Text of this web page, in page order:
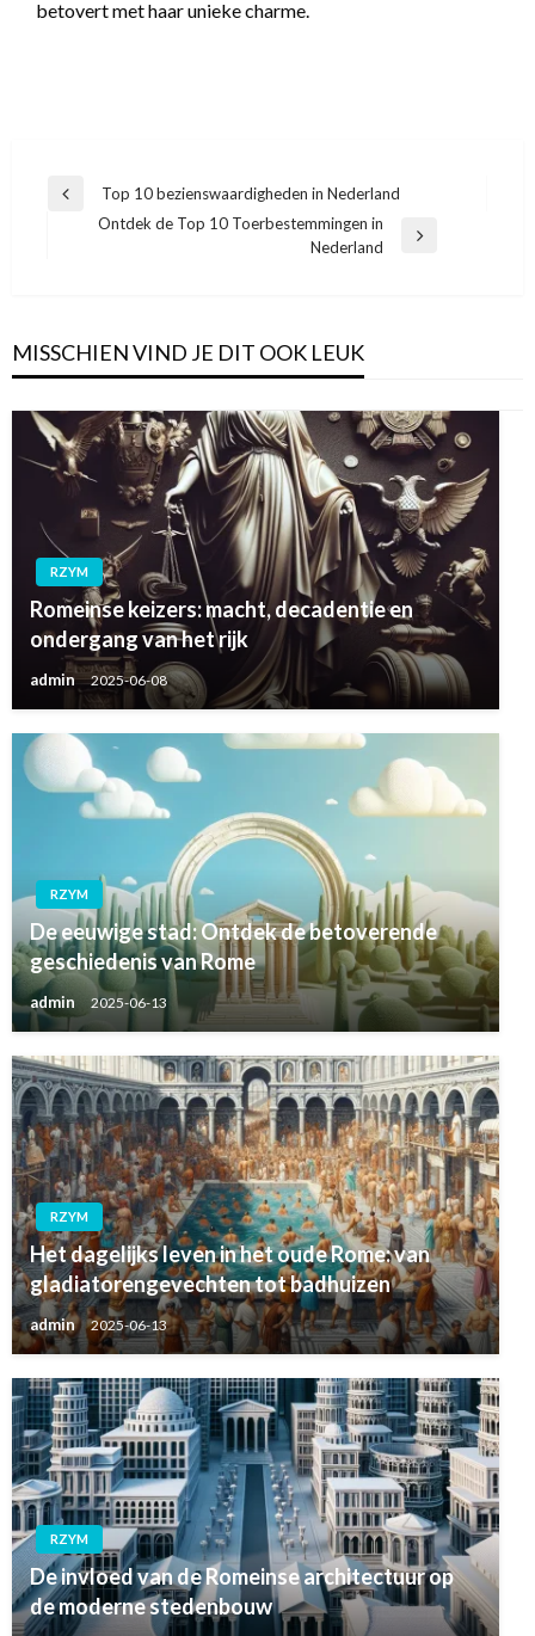
betovert met haar unieke charme.
Bericht
navigatie
Vorige
Top 10 bezienswaardigheden in Nederland
Ontdek de Top 10 Toerbestemmingen in
Nederland
MISSCHIEN VIND JE DIT OOK LEUK
RZYM
Romeinse keizers: macht, decadentie en
ondergang van het rijk
admin 2025-06-08
RZYM
De eeuwige stad: Ontdek de betoverende
geschiedenis van Rome
admin 2025-06-13
RZYM
Het dagelijks leven in het oude Rome: van
gladiatorengevechten tot badhuizen
admin 2025-06-13
RZYM
De invloed van de Romeinse architectuur op
de moderne stedenbouw